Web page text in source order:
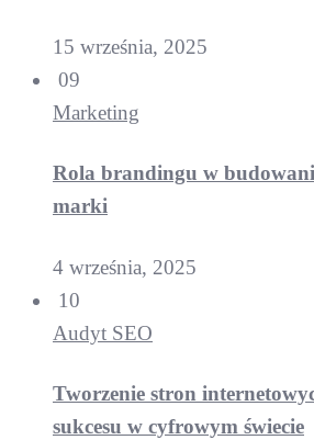
15 września, 2025
09
Marketing
Rola brandingu w
marki
4 września, 2025
10
Audyt SEO
Tworzenie stron
sukcesu w cyfrowym świecie